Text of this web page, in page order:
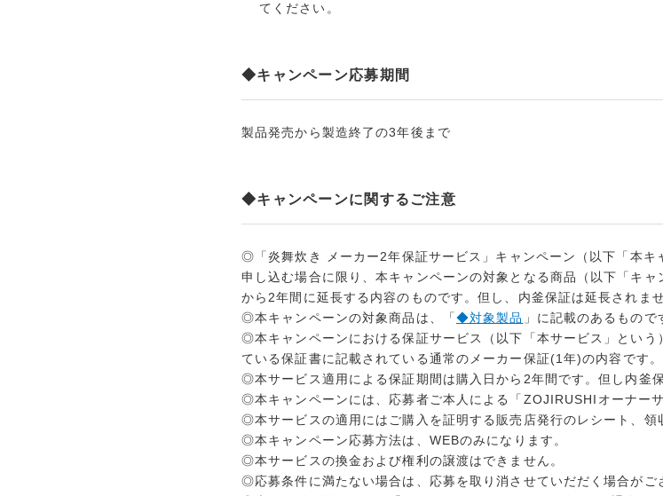
てください。
◆キャンペーン応募期間
製品発売から製造終了の3年後まで
◆キャンペーンに関するご注意
◎「炎舞炊き メーカー2年保証サービス」キャンペーン（以下「本キ
申し込む場合に限り、本キャンペーンの対象となる商品（以下「キ
から2年間に延長する内容のものです。但し、内釜保証は延長されませ
◎本キャンペーンの対象商品は、「◆対象製品 」に記載のあるもので
◎本キャンペーンにおける保証サービス（以下「本サービス」とい
ている保証書に記載されている通常のメーカー保証(1年)の内容です。
◎本サービス適用による保証期間は購入日から2年間です。但し内釜
◎本キャンペーンには、応募者ご本人による「ZOJIRUSHIオーナー
◎本サービスの適用にはご購入を証明する販売店発行のレシート、領
◎本キャンペーン応募方法は、WEBのみになります。
◎本サービスの換金および権利の譲渡はできません。
◎応募条件に満たない場合は、応募を取り消させていだだく場合がご